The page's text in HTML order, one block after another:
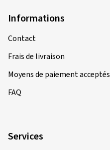
Informations
Contact
Frais de livraison
Moyens de paiement acceptés
FAQ
Services